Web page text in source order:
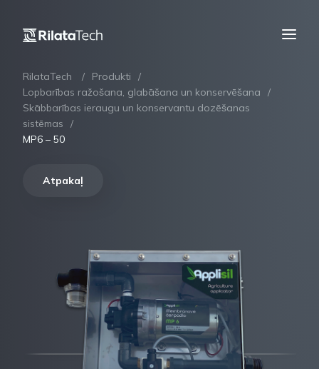
RilataTech
Produkti
Lopbarības ražošana, glabāšana un konservēšana
Skābbarības ieraugu un konservantu dozēšanas
sistēmas
MP6 – 50
Atpakaļ